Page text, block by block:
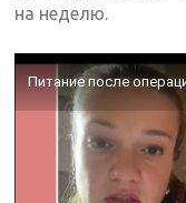
на неделю.